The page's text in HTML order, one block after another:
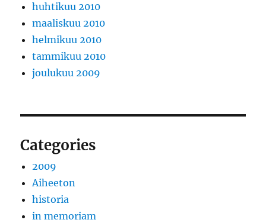
huhtikuu 2010
maaliskuu 2010
helmikuu 2010
tammikuu 2010
joulukuu 2009
Categories
2009
Aiheeton
historia
in memoriam